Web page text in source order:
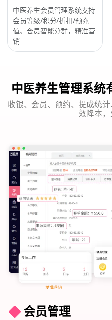
中医养生会员管理系统支持
会员等级/积分/折扣/预充
值、会员智能分群，精准营
销
中医养生管理系统
收银、会员、预约、提成统
效降本
会员管理